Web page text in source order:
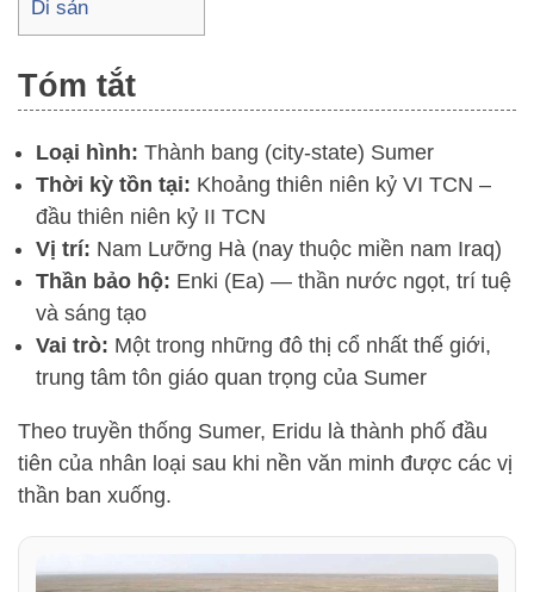
Di sản
Tóm tắt
Loại hình: Thành bang (city-state) Sumer
Thời kỳ tồn tại: Khoảng thiên niên kỷ VI TCN –
đầu thiên niên kỷ II TCN
Vị trí: Nam Lưỡng Hà (nay thuộc miền nam Iraq)
Thần bảo hộ: Enki (Ea) — thần nước ngọt, trí tuệ
và sáng tạo
Vai trò: Một trong những đô thị cổ nhất thế giới,
trung tâm tôn giáo quan trọng của Sumer
Theo truyền thống Sumer, Eridu là thành phố đầu
tiên của nhân loại sau khi nền văn minh được các vị
thần ban xuống.